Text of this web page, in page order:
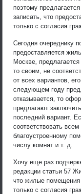
поэтому
записать, что
только с согласия
Сегодня очереднику
предоставляется
Москве,
то своим, не
от всех вариантов,
следующем году
отказывается, то
предлагают
последний вариант.
соответствовать
благоустроенному
числу комнат и т. д.
Хочу еще раз
редакции статьи 57
что жилые помещения
только с согласия